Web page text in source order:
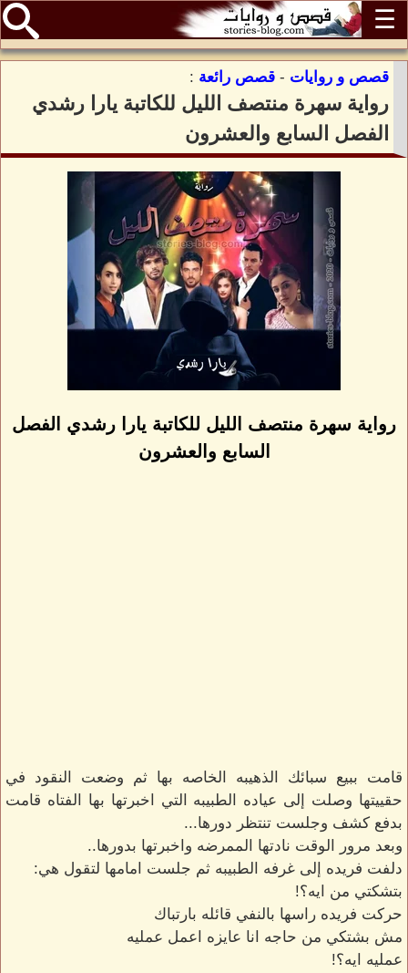
☰
قصص و روايات - قصص رائعة :
رواية سهرة منتصف الليل للكاتبة يارا رشدي
الفصل السابع والعشرون
رواية سهرة منتصف الليل للكاتبة يارا رشدي الفصل
السابع والعشرون
قامت ببيع سبائك الذهيبه الخاصه بها ثم وضعت النقود في
حقييتها وصلت إلى عياده الطبيبه التي اخبرتها بها الفتاه قامت
بدفع كشف وجلست تنتظر دورها...
وبعد مرور الوقت نادتها الممرضه واخبرتها بدورها..
دلفت فريده إلى غرفه الطبيبه ثم جلست امامها لتقول هي:
بتشكتي من ايه؟!
حركت فريده راسها بالنفي قائله بارتباك
مش بشتكي من حاجه انا عايزه اعمل عمليه
عمليه ايه؟!